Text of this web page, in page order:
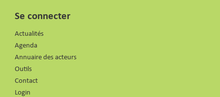
Se connecter
Actualités
Agenda
Annuaire des acteurs
Outils
Contact
Login